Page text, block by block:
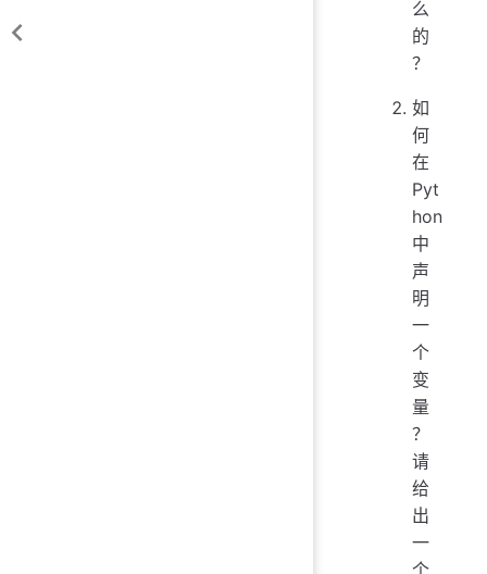
么
的
？
如
何
在
Pyt
hon
中
声
明
一
个
变
量
？
请
给
出
一
个